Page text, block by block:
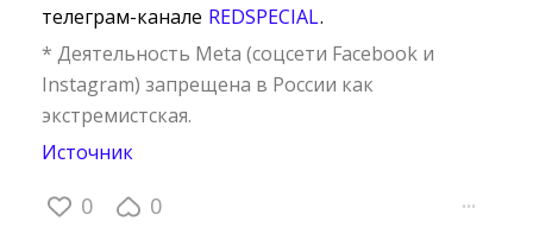
телеграм-канале REDSPECIAL.
* Деятельность Meta (соцсети Facebook и
Instagram) запрещена в России как
экстремистская.
Источник
0 0 ···